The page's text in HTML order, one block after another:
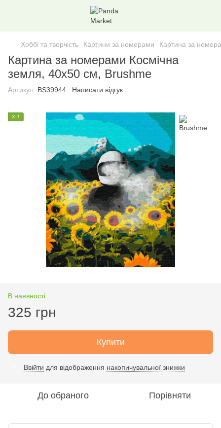
Хоббі та творчість Картини за номерами Картина за
Картина за номерами Космічна
земля, 40x50 см, Brushme
Артикул: BS39944 Написати відгук
ХІТ
В наявності
325 грн
Купити
Ввійти для відображення накопичувальної знижки
До обраного Порівняти